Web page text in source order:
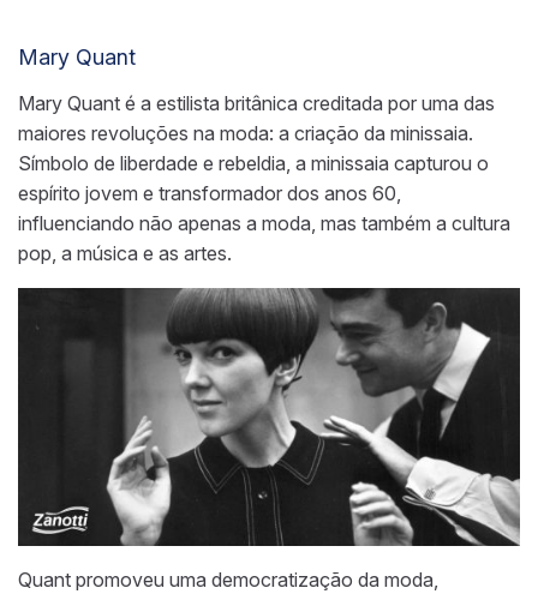
Mary Quant
Mary Quant é a estilista britânica creditada por uma das
maiores revoluções na moda: a criação da minissaia.
Símbolo de liberdade e rebeldia, a minissaia capturou o
espírito jovem e transformador dos anos 60,
influenciando não apenas a moda, mas também a cultura
pop, a música e as artes.
Quant promoveu uma democratização da moda,